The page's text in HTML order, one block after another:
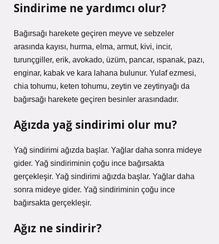
Sindirime ne yardımcı olur?
Bağırsağı harekete geçiren meyve ve sebzeler
arasında kayısı, hurma, elma, armut, kivi, incir,
turunçgiller, erik, avokado, üzüm, pancar, ıspanak, pazı,
enginar, kabak ve kara lahana bulunur. Yulaf ezmesi,
chia tohumu, keten tohumu, zeytin ve zeytinyağı da
bağırsağı harekete geçiren besinler arasındadır.
Ağızda yağ sindirimi olur mu?
Yağ sindirimi ağızda başlar. Yağlar daha sonra mideye
gider. Yağ sindiriminin çoğu ince bağırsakta
gerçekleşir. Yağ sindirimi ağızda başlar. Yağlar daha
sonra mideye gider. Yağ sindiriminin çoğu ince
bağırsakta gerçekleşir.
Ağız ne sindirir?